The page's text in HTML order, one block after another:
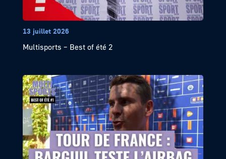
13 juillet 2026
Multisports – Best of été 2